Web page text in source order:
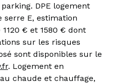
DPE logement
serre E, estimation
€ et 1580 € dont
sur les risques
sont disponibles sur le
. Logement en
chaude et chauffage,